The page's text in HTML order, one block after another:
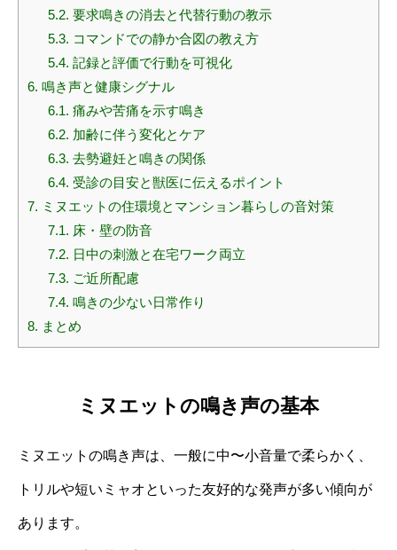
5.2. 要求鳴きの消去と代替行動の教示
5.3. コマンドでの静か合図の教え方
5.4. 記録と評価で行動を可視化
6. 鳴き声と健康シグナル
6.1. 痛みや苦痛を示す鳴き
6.2. 加齢に伴う変化とケア
6.3. 去勢避妊と鳴きの関係
6.4. 受診の目安と獣医に伝えるポイント
7. ミヌエットの住環境とマンション暮らしの音対策
7.1. 床・壁の防音
7.2. 日中の刺激と在宅ワーク両立
7.3. ご近所配慮
7.4. 鳴きの少ない日常作り
8. まとめ
ミヌエットの鳴き声の基本
ミヌエットの鳴き声は、一般に中〜小音量で柔らかく、
トリルや短いミャオといった友好的な発声が多い傾向が
あります。